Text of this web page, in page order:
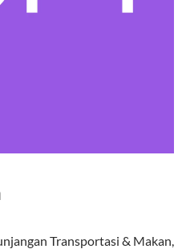
Transportasi & Makan,